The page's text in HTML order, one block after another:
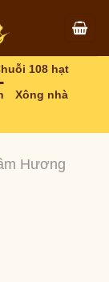
108 hạt
Xông nhà
Hương